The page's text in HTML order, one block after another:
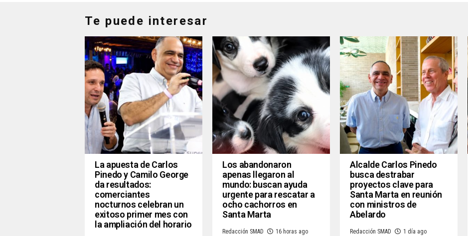
Te puede interesar
La apuesta de Carlos
Pinedo y Camilo George
da resultados:
comerciantes
nocturnos celebran un
exitoso primer mes con
la ampliación del horario
Los abandonaron
apenas llegaron al
mundo: buscan ayuda
urgente para rescatar a
ocho cachorros en
Santa Marta
Redacción SMAD 16 horas ago
Alcalde Carlos Pinedo
busca destrabar
proyectos clave para
Santa Marta en reunión
con ministros de
Abelardo
Redacción SMAD 1 día ago